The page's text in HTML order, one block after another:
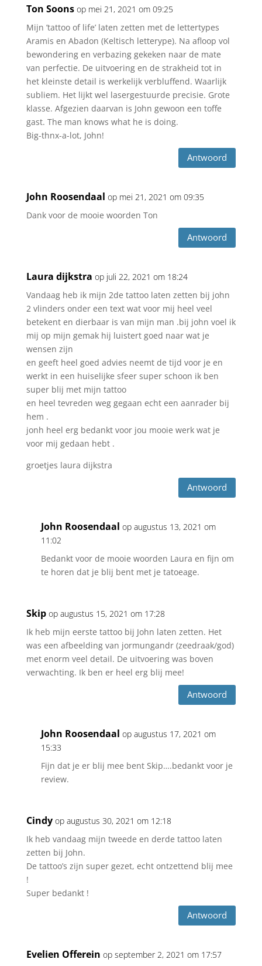
Ton Soons op mei 21, 2021 om 09:25
Mijn ’tattoo of life’ laten zetten met de lettertypes
Aramis en Abadon (Keltisch letterype). Na afloop vol
bewondering en verbazing gekeken naar de mate
van perfectie. De uitvoering en de strakheid tot in
het kleinste detail is werkelijk verbluffend. Waarlijk
subliem. Het lijkt wel lasergestuurde precisie. Grote
klasse. Afgezien daarvan is John gewoon een toffe
gast. The man knows what he is doing.
Big-thnx-a-lot, John!
Antwoord
John Roosendaal op mei 21, 2021 om 09:35
Dank voor de mooie woorden Ton
Antwoord
Laura dijkstra op juli 22, 2021 om 18:24
Vandaag heb ik mijn 2de tattoo laten zetten bij john
2 vlinders onder een text wat voor mij heel veel
betekent en dierbaar is van mijn man .bij john voel ik
mij op mijn gemak hij luistert goed naar wat je
wensen zijn
en geeft heel goed advies neemt de tijd voor je en
werkt in een huiselijke sfeer super schoon ik ben
super blij met mijn tattoo
en heel tevreden weg gegaan echt een aanrader bij
hem .
jonh heel erg bedankt voor jou mooie werk wat je
voor mij gedaan hebt .
groetjes laura dijkstra
Antwoord
John Roosendaal op augustus 13, 2021 om
11:02
Bedankt voor de mooie woorden Laura en fijn om
te horen dat je blij bent met je tatoeage.
Skip op augustus 15, 2021 om 17:28
Ik heb mijn eerste tattoo bij John laten zetten. Het
was een afbeelding van jormungandr (zeedraak/god)
met enorm veel detail. De uitvoering was boven
verwachting. Ik ben er heel erg blij mee!
Antwoord
John Roosendaal op augustus 17, 2021 om
15:33
Fijn dat je er blij mee bent Skip….bedankt voor je
review.
Cindy op augustus 30, 2021 om 12:18
Ik heb vandaag mijn tweede en derde tattoo laten
zetten bij John.
De tattoo’s zijn super gezet, echt ontzettend blij mee
!
Super bedankt !
Antwoord
Evelien Offerein op september 2, 2021 om 17:57